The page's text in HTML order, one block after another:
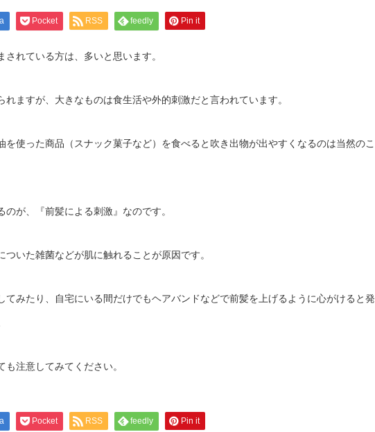
Pocket RSS feedly Pin it
れている方は、多いと思います。
ますが、大きなものは食生活や外的刺激だと言われています。
使った商品（スナック菓子など）を食べると吹き出物が出やすくなるのは当然のこ
が、『前髪による刺激』なのです。
いた雑菌などが肌に触れることが原因です。
みたり、自宅にいる間だけでもヘアバンドなどで前髪を上げるように心がけると発
注意してみてください。
Pocket RSS feedly Pin it